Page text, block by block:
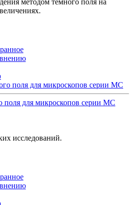
поля для микроскопов серии MC
исследований.